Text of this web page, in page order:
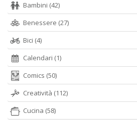
Bambini (42)
Benessere (27)
Bici (4)
Calendari (1)
Comics (50)
Creatività (112)
Cucina (58)